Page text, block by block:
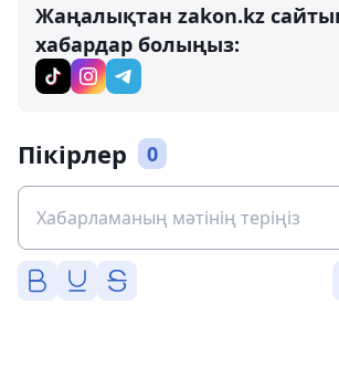
Жаңалықтан zakon.kz
хабардар болыңыз:
Пікірлер 0